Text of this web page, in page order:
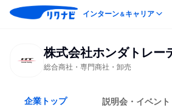
インターン＆キャリア
株式会社ホンダトレー
総合商社・専門商社・卸売
企業トップ 説明会・イベント